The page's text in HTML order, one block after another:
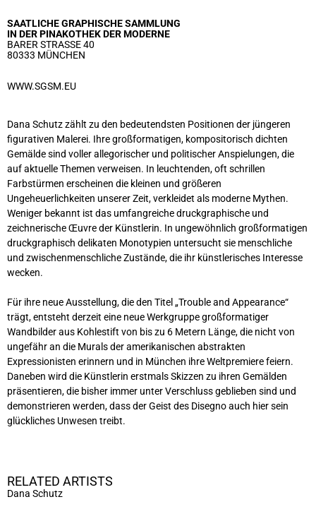
SAATLICHE GRAPHISCHE SAMMLUNG
IN DER PINAKOTHEK DER MODERNE
BARER STRASSE 40
80333 MÜNCHEN
WWW.SGSM.EU
Dana Schutz zählt zu den bedeutendsten Positionen der jüngeren
figurativen Malerei. Ihre großformatigen, kompositorisch dichten
Gemälde sind voller allegorischer und politischer Anspielungen, die
auf aktuelle Themen verweisen. In leuchtenden, oft schrillen
Farbstürmen erscheinen die kleinen und größeren
Ungeheuerlichkeiten unserer Zeit, verkleidet als moderne Mythen.
Weniger bekannt ist das umfangreiche druckgraphische und
zeichnerische Œuvre der Künstlerin. In ungewöhnlich großformatigen
druckgraphisch delikaten Monotypien untersucht sie menschliche
und zwischenmenschliche Zustände, die ihr künstlerisches Interesse
wecken.
Für ihre neue Ausstellung, die den Titel „Trouble and Appearance“
trägt, entsteht derzeit eine neue Werkgruppe großformatiger
Wandbilder aus Kohlestift von bis zu 6 Metern Länge, die nicht von
ungefähr an die Murals der amerikanischen abstrakten
Expressionisten erinnern und in München ihre Weltpremiere feiern.
Daneben wird die Künstlerin erstmals Skizzen zu ihren Gemälden
präsentieren, die bisher immer unter Verschluss geblieben sind und
demonstrieren werden, dass der Geist des Disegno auch hier sein
glückliches Unwesen treibt.
RELATED ARTISTS
Dana Schutz